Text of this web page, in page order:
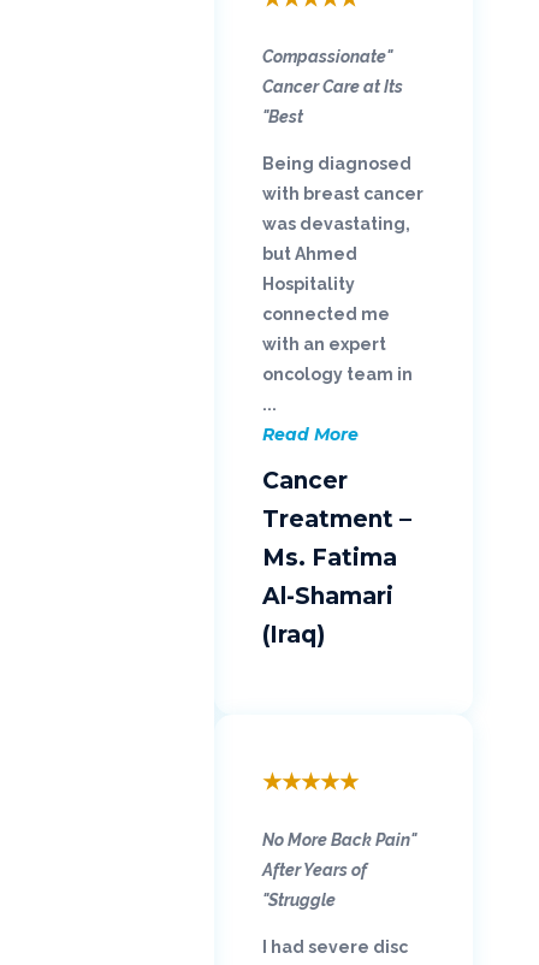
"Compassionate
Cancer Care at Its
Best"
Being diagnosed
with breast cancer
was devastating,
but Ahmed
Hospitality
connected me
with an expert
oncology team in
...
Read More
Cancer
Treatment –
Ms. Fatima
Al-Shamari
(Iraq)
★
★
★
★
★
"No More Back Pain
After Years of
Struggle"
I had severe disc